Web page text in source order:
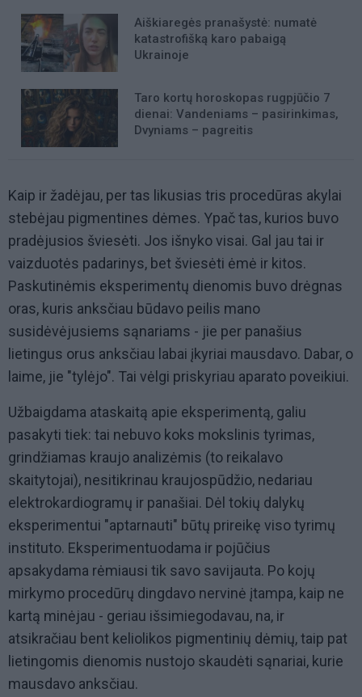
Aiškiaregės pranašystė: numatė
katastrofišką karo pabaigą
Ukrainoje
Taro kortų horoskopas rugpjūčio 7
dienai: Vandeniams – pasirinkimas,
Dvyniams – pagreitis
Kaip ir žadėjau, per tas likusias tris procedūras akylai
stebėjau pigmentines dėmes. Ypač tas, kurios buvo
pradėjusios šviesėti. Jos išnyko visai. Gal jau tai ir
vaizduotės padarinys, bet šviesėti ėmė ir kitos.
Paskutinėmis eksperimentų dienomis buvo drėgnas
oras, kuris anksčiau būdavo peilis mano
susidėvėjusiems sąnariams - jie per panašius
lietingus orus anksčiau labai įkyriai mausdavo. Dabar, o
laime, jie "tylėjo". Tai vėlgi priskyriau aparato poveikiui.
Užbaigdama ataskaitą apie eksperimentą, galiu
pasakyti tiek: tai nebuvo koks mokslinis tyrimas,
grindžiamas kraujo analizėmis (to reikalavo
skaitytojai), nesitikrinau kraujospūdžio, nedariau
elektrokardiogramų ir panašiai. Dėl tokių dalykų
eksperimentui "aptarnauti" būtų prireikę viso tyrimų
instituto. Eksperimentuodama ir pojūčius
apsakydama rėmiausi tik savo savijauta. Po kojų
mirkymo procedūrų dingdavo nervinė įtampa, kaip ne
kartą minėjau - geriau išsimiegodavau, na, ir
atsikračiau bent keliolikos pigmentinių dėmių, taip pat
lietingomis dienomis nustojo skaudėti sąnariai, kurie
mausdavo anksčiau.